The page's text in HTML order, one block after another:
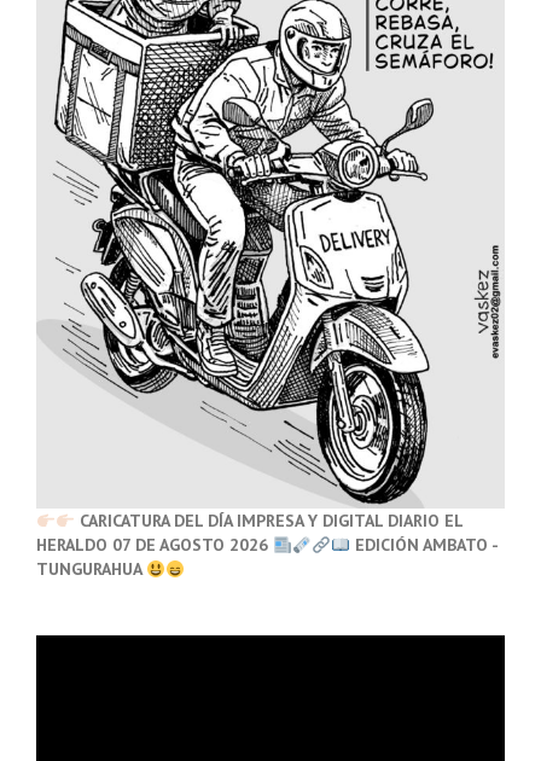
CARICATURA DEL DÍA IMPRESA Y DIGITAL DIARIO EL
HERALDO 07 DE AGOSTO 2026
EDICIÓN AMBATO -
TUNGURAHUA